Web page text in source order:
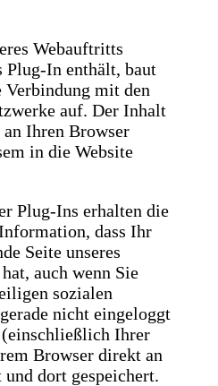
Webauftritts
Plug-In enthält, baut
mit den
auf. Der Inhalt
Ihren Browser
in die Website
Plug-Ins erhalten die
dass Ihr
Seite unseres
auch wenn Sie
sozialen
nicht eingeloggt
Ihrer
Browser direkt an
dort gespeichert.